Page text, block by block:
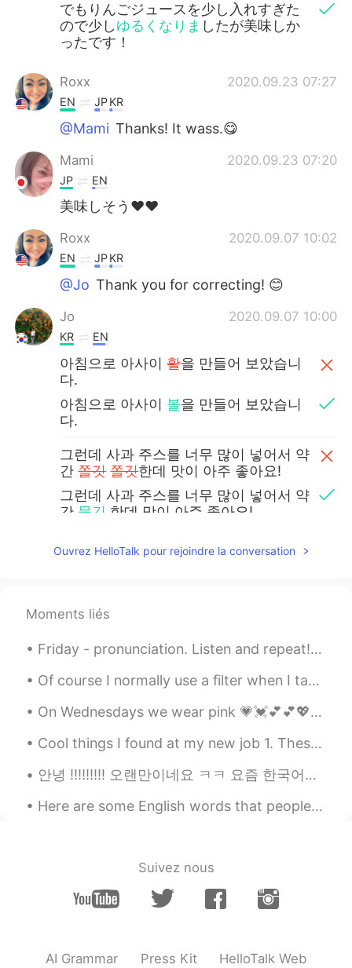
でもりんごジュースを少し入れすぎた
ので少しゆるくなりま したが美味しか
ったです！
Roxx 2020.09.23 07:27
EN JPKR
@Mami Thanks! It wass.😋
Mami 2020.09.23 07:20
JP EN
美味しそう❤️❤️
Roxx 2020.09.07 10:02
EN JPKR
@Jo Thank you for correcting! 😊
Jo 2020.09.07 10:00
KR EN
아침으로 아사이활을 만들어 보았습니
다.
아침으로 아사이 볼을 만들어 보았습니
다.
그런데 사과 주스를 너무 많이 넣어서 약
간쫄깃 쫄깃한데 맛이 아주 좋아요!
그런데 사과 주스를 너무 많이 넣어서 약
간 묽긴 한데 맛이 아주 좋아요!
Selena 2020.08.09 22:57
EN JPKR
@Selenaあなたはいくつか食べるべきです
EN JPKR
@Maki thank you! 😊
Maki 2020.08.09 21:49
朝食にアサイーボウル
を作ってみまし
た。
ので少し流動的でした
美味しかった
Ouvrez HelloTalk pour rejoindre la conversation
Moments liés
Friday - pronunciation. Listen and repeat! *It takes about ten minutes to get home from here.* (...
Of course I normally use a filter when I take photos, but I didn’t on this photo and I still like...
On Wednesdays we wear pink 💗💓💕💕💖💘💝 I’m wearing pink eye makeup but can’t really tell much with th...
Cool things I found at my new job 1. These ceramic Japanese dudes 2.Sebulba from Star Wars 3.Sail...
안녕 !!!!!!!!! 오랜만이네요 ㅋㅋ 요즘 한국어공부 잘 안 하고 쓸 기회도 별로 없어 가지고 지금 전 너무 서툴겠지만 .. 암튼 !! 어제는 비행기를 처음으로 탔어요 !...
Here are some English words that people use in business (especially now with remote working): Re...
Suivez nous
AI Grammar Press Kit HelloTalk Web